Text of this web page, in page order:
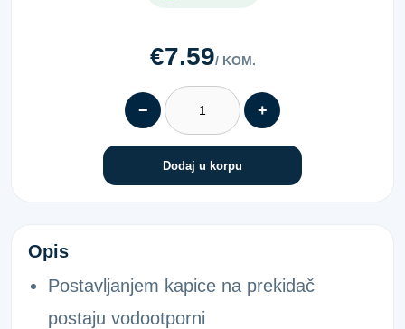
€7.59/ KOM.
− +
Dodaj u korpu
KAPA VODONEPROPUSNA
Opis
Postavljanjem kapice na prekidač
postaju vodootporni